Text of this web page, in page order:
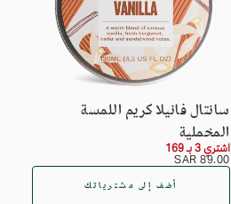
سانتال فانيلا كريم اللمسة
المخملية
اشتري 3 بـ 169
89.00
SAR
السعر
العادي
89.00 SAR
أضف إلى مشترياتك